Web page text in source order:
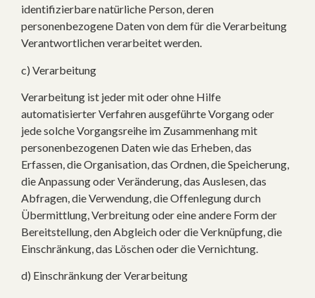
identifizierbare natürliche Person, deren
personenbezogene Daten von dem für die Verarbeitung
Verantwortlichen verarbeitet werden.
c) Verarbeitung
Verarbeitung ist jeder mit oder ohne Hilfe
automatisierter Verfahren ausgeführte Vorgang oder
jede solche Vorgangsreihe im Zusammenhang mit
personenbezogenen Daten wie das Erheben, das
Erfassen, die Organisation, das Ordnen, die Speicherung,
die Anpassung oder Veränderung, das Auslesen, das
Abfragen, die Verwendung, die Offenlegung durch
Übermittlung, Verbreitung oder eine andere Form der
Bereitstellung, den Abgleich oder die Verknüpfung, die
Einschränkung, das Löschen oder die Vernichtung.
d) Einschränkung der Verarbeitung